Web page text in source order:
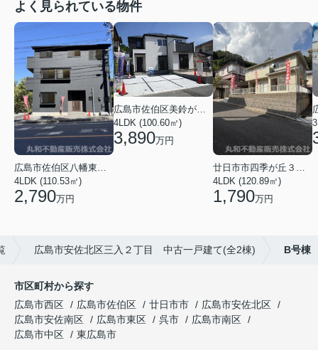
よく見られている物件
広島市佐伯区八幡東４丁目
4LDK (110.53㎡)
2,790万円
広島市佐伯区美鈴が丘西４丁目
4LDK (100.60㎡)
3,890万円
廿日市市四季が丘３丁目
4LDK (120.89㎡)
1,790万円
広島市安佐北区三入２丁目 中古一戸建て(全2棟) B号棟
市区町村から探す
広島市西区
広島市佐伯区 廿日市市
広島市安佐北区
広島市安佐南区
広島市東区 呉市
広島市南区
広島市中区
東広島市